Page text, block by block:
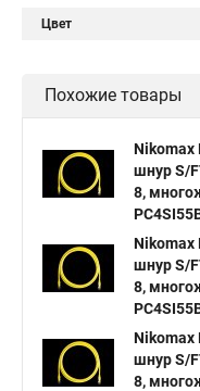
Цвет
Похожие товары
шнур S/
8,
шнур S/
8,
шнур S/
8,